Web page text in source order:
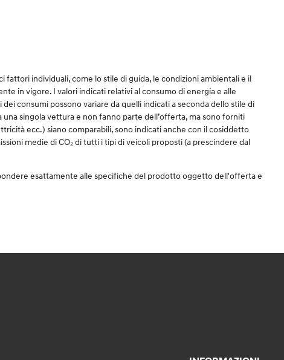
individuali, come lo stile di guida, le condizioni ambientali e il
in vigore. I valori indicati relativi al consumo di energia e alle
consumi possono variare da quelli indicati a seconda dello stile di
singola vettura e non fanno parte dell’offerta, ma sono forniti
ecc.) siano comparabili, sono indicati anche con il cosiddetto
medie di CO₂ di tutti i tipi di veicoli proposti (a prescindere dal
esattamente alle specifiche del prodotto oggetto dell'offerta e